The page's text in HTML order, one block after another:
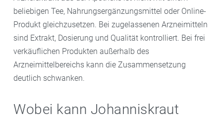
beliebigen Tee, Nahrungsergänzungsmittel oder Online-
Produkt gleichzusetzen. Bei zugelassenen Arzneimitteln
sind Extrakt, Dosierung und Qualität kontrolliert. Bei frei
verkäuflichen Produkten außerhalb des
Arzneimittelbereichs kann die Zusammensetzung
deutlich schwanken.
Wobei kann Johanniskraut